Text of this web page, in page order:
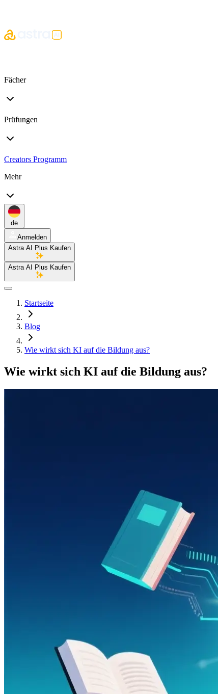
Fächer
Prüfungen
Creators Programm
Mehr
de
Anmelden
Astra AI Plus Kaufen
Astra AI Plus Kaufen
Startseite
Blog
Wie wirkt sich KI auf die Bildung aus?
Wie wirkt sich KI auf die Bildung aus?